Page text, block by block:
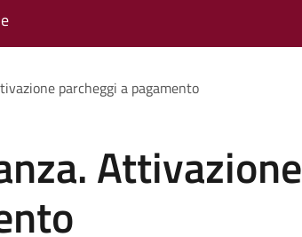
parcheggi a pagamento
Attivazione